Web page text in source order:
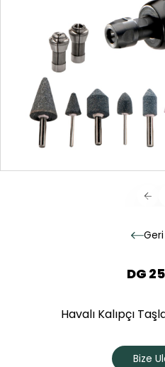
Geri
DG
Havalı Kalıpçı
Bize